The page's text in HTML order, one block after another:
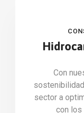
Con
sector a
con los